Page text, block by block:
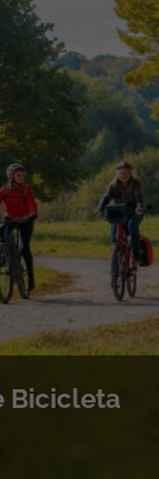
Bicicleta